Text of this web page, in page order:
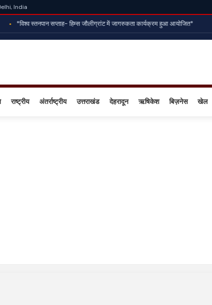
India
*विश्व स्तनपान सप्ताह- हिम्स जौलीग्रांट में जागरुकता कार्यक्रम हुआ आयोजित*
राष्ट्रीय अंतर्राष्ट्रीय उत्तराखंड देहरादून ऋषिकेश बिज़नेस खेल